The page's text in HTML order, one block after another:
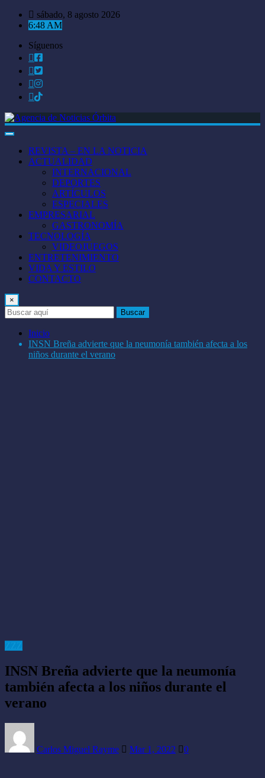
Saltar
sábado, 8 agosto 2026
6:48 AM
Síguenos
REVISTA – EN LA NOTICIA
ACTUALIDAD
INTERNACIONAL
DEPORTES
ARTÍCULOS
ESPECIALES
EMPRESARIAL
GASTRONOMÍA
TECNOLOGÍA
VIDEOJUEGOS
ENTRETENIMIENTO
VIDA Y ESTILO
CONTACTO
×
Buscar
Inicio
INSN Breña advierte que la neumonía también afecta a los
niños durante el verano
INSN Breña advierte que la neumonía
también afecta a los niños durante el
verano
Carlos Miguel Rayme Mar 1, 2022 0